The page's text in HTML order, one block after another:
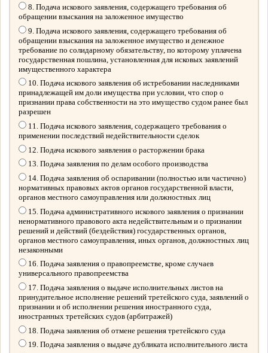
8. Подача искового заявления, содержащего требования об
обращении взыскания на заложенное имущество
9. Подача искового заявления, содержащего требования об
обращении взыскания на заложенное имущество и денежное
требование по солидарному обязательству, по которому уплачена
государственная пошлина, установленная для исковых заявлений
имущественного характера
10. Подача искового заявления об истребовании наследниками
принадлежащей им доли имущества при условии, что спор о
признании права собственности на это имущество судом ранее был
разрешен
11. Подача искового заявления, содержащего требования о
применении последствий недействительности сделок
12. Подача искового заявления о расторжении брака
13. Подача заявления по делам особого производства
14. Подача заявления об оспаривании (полностью или частично)
нормативных правовых актов органов государственной власти,
органов местного самоуправления или должностных лиц
15. Подача административного искового заявления о признании
ненормативного правового акта недействительным и о признании
решений и действий (бездействия) государственных органов,
органов местного самоуправления, иных органов, должностных лиц
незаконными
16. Подача заявления о правопреемстве, кроме случаев
универсального правопреемства
17. Подача заявления о выдаче исполнительных листов на
принудительное исполнение решений третейского суда, заявлений о
признании и об исполнении решения иностранного суда,
иностранных третейских судов (арбитражей)
18. Подача заявления об отмене решения третейского суда
19. Подача заявления о выдаче дубликата исполнительного листа